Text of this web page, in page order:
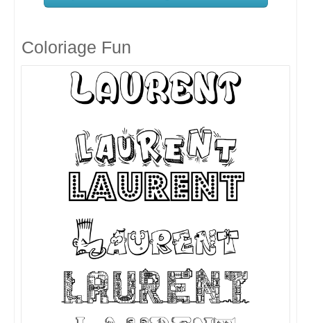
Coloriage Fun